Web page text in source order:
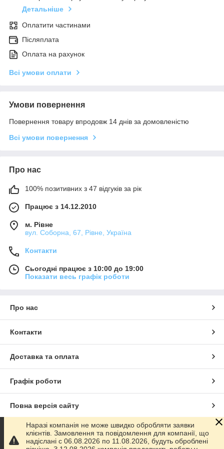
Детальніше
Оплатити частинами
Післяплата
Оплата на рахунок
Всі умови оплати
Умови повернення
Повернення товару впродовж 14 днів за домовленістю
Всі умови повернення
Про нас
100% позитивних з 47 відгуків за рік
Працює з 14.12.2010
м. Рівне
вул. Соборна, 67, Рівне, Україна
Контакти
Сьогодні працює з 10:00 до 19:00
Показати весь графік роботи
Про нас
Контакти
Доставка та оплата
Графік роботи
Повна версія сайту
Сайт створено на маркетплейсіProm.ua
Наразі компанія не може швидко обробляти заявки
клієнтів. Замовлення та повідомлення для компанії, що
надіслані с 06.08.2026 по 11.08.2026, будуть оброблені